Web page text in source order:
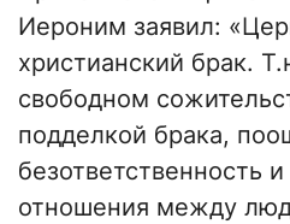
Иероним заявил:
христианский брак.
свободном
подделкой брака,
безответственность
отношения между